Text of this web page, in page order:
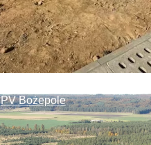
PV Bożepole